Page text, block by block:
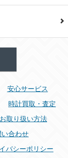
安心サービス
時計買取・査定
取り扱い方法
い合わせ
バシーポリシー